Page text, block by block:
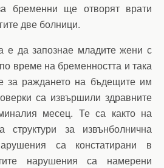
бременни ще отворят врати
две болници.
е да запознае младите жени с
време на бременността и така
за раждането на бъдещите им
са извършили здравните
месец. Те са както на
за извънболнична
са констатирани в
нарушения са намерени